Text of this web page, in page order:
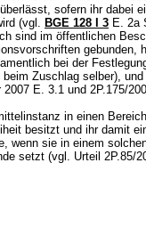
sofern ihr dabei
(vgl. BGE 128 I 3 E. 2a
sind im öffentlichen
gebunden,
bei der
Zuschlag selber),
E. 3.1 und 2P.175/
in einen
besitzt und ihr damit
wenn sie in einem
setzt (vgl. Urteil 2P.85/